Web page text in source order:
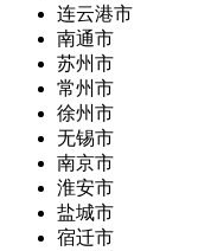
连云港市
南通市
苏州市
常州市
徐州市
无锡市
南京市
淮安市
盐城市
宿迁市